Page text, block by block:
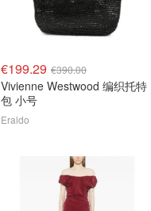
€199.29 €390.00
Vivienne Westwood 编织托特
包 小号
Eraldo